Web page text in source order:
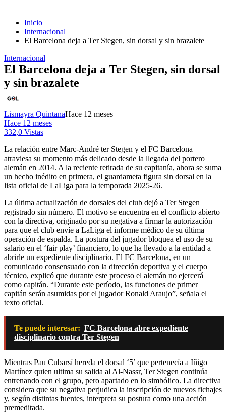
Inicio
Internacional
El Barcelona deja a Ter Stegen, sin dorsal y sin brazalete
Internacional
El Barcelona deja a Ter Stegen, sin dorsal
y sin brazalete
Lismayra QuintanaHace 12 meses
Hace 12 meses
332,0 Vistas
La relación entre Marc-André ter Stegen y el FC Barcelona
atraviesa su momento más delicado desde la llegada del portero
alemán en 2014. A la reciente retirada de su capitanía, ahora se suma
un hecho inédito en primera, el guardameta figura sin dorsal en la
lista oficial de LaLiga para la temporada 2025-26.
La última actualización de dorsales del club dejó a Ter Stegen
registrado sin número. El motivo se encuentra en el conflicto abierto
con la directiva, originado por su negativa a firmar la autorización
para que el club envíe a LaLiga el informe médico de su última
operación de espalda. La postura del jugador bloquea el uso de su
salario en el ‘fair play’ financiero, lo que ha llevado a la entidad a
abrirle un expediente disciplinario. El FC Barcelona, en un
comunicado consensuado con la dirección deportiva y el cuerpo
técnico, explicó que durante este proceso el alemán no ejercerá
como capitán. “Durante este período, las funciones de primer
capitán serán asumidas por el jugador Ronald Araujo”, señala el
texto oficial.
Te puede interesar: FC Barcelona abre expediente
disciplinario contra Ter Stegen
Mientras Pau Cubarsí hereda el dorsal ‘5’ que pertenecía a Iñigo
Martínez quien ultima su salida al Al-Nassr, Ter Stegen continúa
entrenando con el grupo, pero apartado en lo simbólico. La directiva
considera que su negativa perjudica la inscripción de nuevos fichajes
y, según distintas fuentes, interpreta su postura como una acción
premeditada.